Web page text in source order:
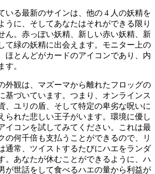
いる最新のサインは、他の 4 人の妖精を
うに、そしてあなたはそれができる限り
ん。赤っぽい妖精、新しい赤い妖精、新
て緑の妖精に出会えます。モニター上の
ほとんどがカードのアイコンであり、内
す。
外観は、マズーマから離れたフロッグの
基づいています。つまり、オンラインス
、ユリの盾、そして特定の卑劣な呪いに
られた悲しい王子がいます。環境に優し
イコンを試してみてください。これは最
の何千倍も支払うことができるので、リ
通常、ツイストするたびにハエをランダ
。あなたが休むことができるように、ハ
が世話をして食べるハエの量から利益が